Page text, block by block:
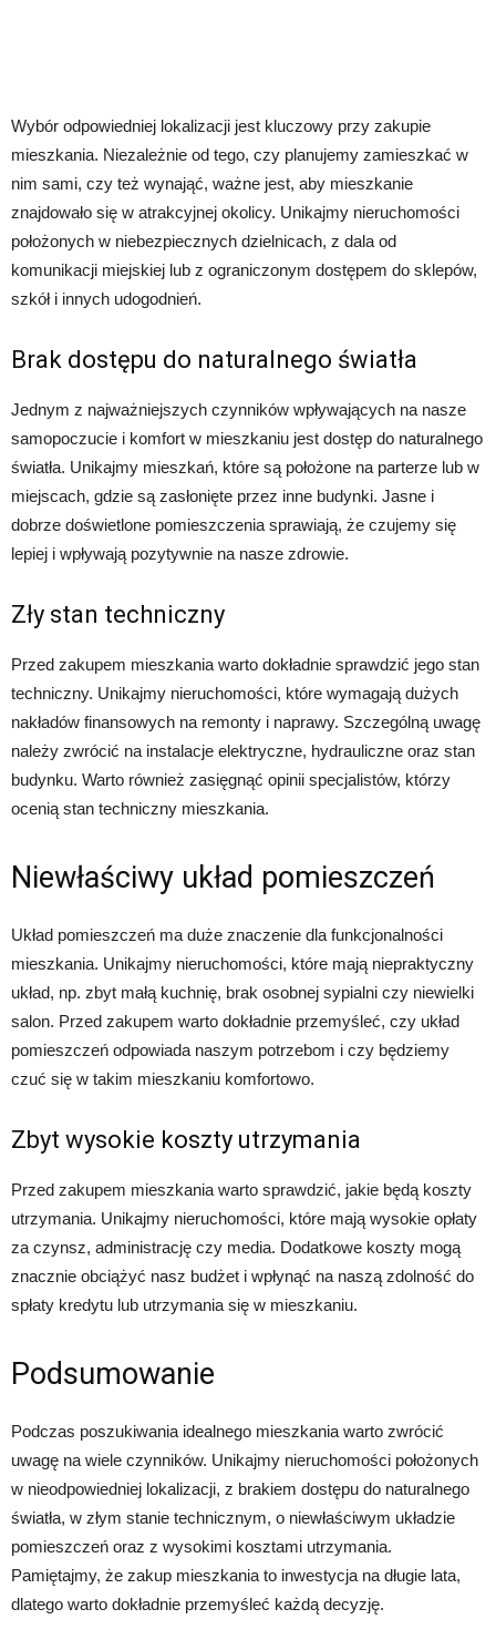
Wybór odpowiedniej lokalizacji jest kluczowy przy zakupie
mieszkania. Niezależnie od tego, czy planujemy zamieszkać w
nim sami, czy też wynająć, ważne jest, aby mieszkanie
znajdowało się w atrakcyjnej okolicy. Unikajmy nieruchomości
położonych w niebezpiecznych dzielnicach, z dala od
komunikacji miejskiej lub z ograniczonym dostępem do sklepów,
szkół i innych udogodnień.
Brak dostępu do naturalnego światła
Jednym z najważniejszych czynników wpływających na nasze
samopoczucie i komfort w mieszkaniu jest dostęp do naturalnego
światła. Unikajmy mieszkań, które są położone na parterze lub w
miejscach, gdzie są zasłonięte przez inne budynki. Jasne i
dobrze doświetlone pomieszczenia sprawiają, że czujemy się
lepiej i wpływają pozytywnie na nasze zdrowie.
Zły stan techniczny
Przed zakupem mieszkania warto dokładnie sprawdzić jego stan
techniczny. Unikajmy nieruchomości, które wymagają dużych
nakładów finansowych na remonty i naprawy. Szczególną uwagę
należy zwrócić na instalacje elektryczne, hydrauliczne oraz stan
budynku. Warto również zasięgnąć opinii specjalistów, którzy
ocenią stan techniczny mieszkania.
Niewłaściwy układ pomieszczeń
Układ pomieszczeń ma duże znaczenie dla funkcjonalności
mieszkania. Unikajmy nieruchomości, które mają niepraktyczny
układ, np. zbyt małą kuchnię, brak osobnej sypialni czy niewielki
salon. Przed zakupem warto dokładnie przemyśleć, czy układ
pomieszczeń odpowiada naszym potrzebom i czy będziemy
czuć się w takim mieszkaniu komfortowo.
Zbyt wysokie koszty utrzymania
Przed zakupem mieszkania warto sprawdzić, jakie będą koszty
utrzymania. Unikajmy nieruchomości, które mają wysokie opłaty
za czynsz, administrację czy media. Dodatkowe koszty mogą
znacznie obciążyć nasz budżet i wpłynąć na naszą zdolność do
spłaty kredytu lub utrzymania się w mieszkaniu.
Podsumowanie
Podczas poszukiwania idealnego mieszkania warto zwrócić
uwagę na wiele czynników. Unikajmy nieruchomości położonych
w nieodpowiedniej lokalizacji, z brakiem dostępu do naturalnego
światła, w złym stanie technicznym, o niewłaściwym układzie
pomieszczeń oraz z wysokimi kosztami utrzymania.
Pamiętajmy, że zakup mieszkania to inwestycja na długie lata,
dlatego warto dokładnie przemyśleć każdą decyzję.